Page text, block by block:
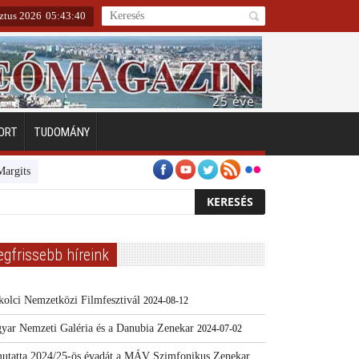
2026 05:43:41
TUDOMÁNY
Emberarcú Egészségért díj pályázat 2024
híreink
Nemzetközi Filmfesztivál 2024-08-12
Nemzeti Galéria és a Danubia Zenekar 2024-07-02
2024/25-ös évadát a MÁV Szimfonikus Zenekar